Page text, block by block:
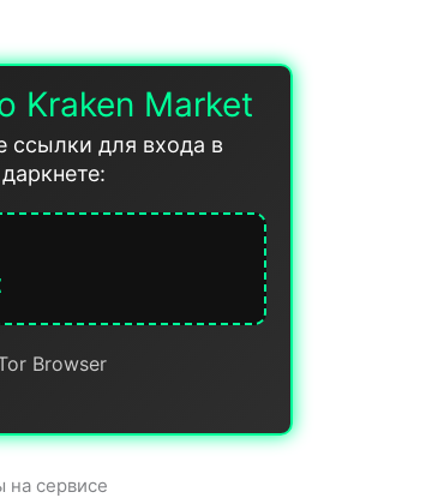
Kraken Market
ссылки для входа в
Browser
на сервисе